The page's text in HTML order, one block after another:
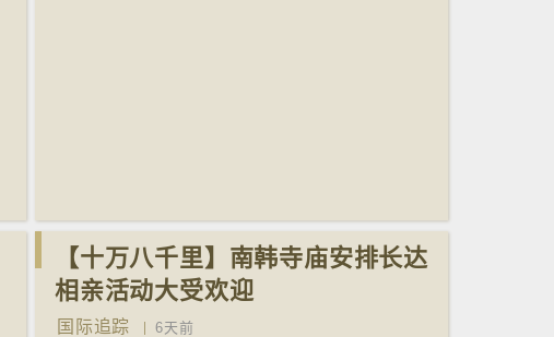
【十万八千里】南韩寺庙安排长达
相亲活动大受欢迎
国际追踪 6天前